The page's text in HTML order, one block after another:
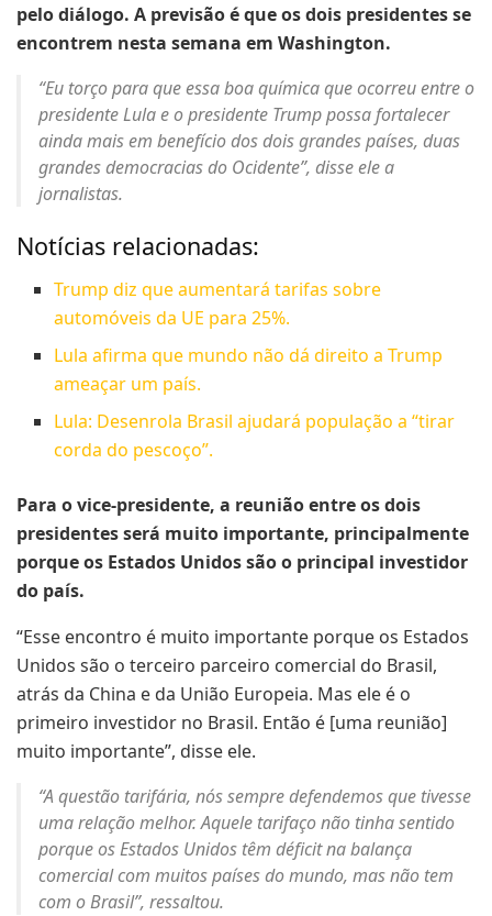
pelo diálogo. A previsão é que os dois presidentes se
encontrem nesta semana em Washington.
“Eu torço para que essa boa química que ocorreu entre o
presidente Lula e o presidente Trump possa fortalecer
ainda mais em benefício dos dois grandes países, duas
grandes democracias do Ocidente”, disse ele a
jornalistas.
Notícias relacionadas:
Trump diz que aumentará tarifas sobre
automóveis da UE para 25%.
Lula afirma que mundo não dá direito a Trump
ameaçar um país.
Lula: Desenrola Brasil ajudará população a “tirar
corda do pescoço”.
Para o vice-presidente, a reunião entre os dois
presidentes será muito importante, principalmente
porque os Estados Unidos são o principal investidor
do país.
“Esse encontro é muito importante porque os Estados
Unidos são o terceiro parceiro comercial do Brasil,
atrás da China e da União Europeia. Mas ele é o
primeiro investidor no Brasil. Então é [uma reunião]
muito importante”, disse ele.
“A questão tarifária, nós sempre defendemos que tivesse
uma relação melhor. Aquele tarifaço não tinha sentido
porque os Estados Unidos têm déficit na balança
comercial com muitos países do mundo, mas não tem
com o Brasil”, ressaltou.